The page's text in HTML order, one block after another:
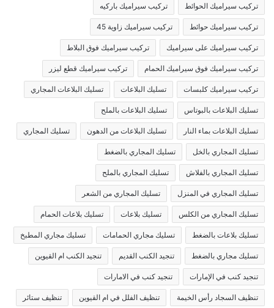
تركيب سيراميك الحوائط تركيب سيراميك باركيه
تركيب سيراميك حوائط تركيب سيراميك زاوية 45
تركيب سيراميك على سيراميك تركيب سيراميك فوق البلاط
تركيب سيراميك فوق سيراميك الحمام تركيب سيراميك قطع ليزر
تركيب سيراميك كلبسات تسليك البلاعات تسليك البلاعات المجاري
تسليك البلاعات بالبوتاس تسليك البلاعات بالملح
تسليك البلاعات بماء النار تسليك البلاعات من الدهون تسليك المجاري
تسليك المجاري بالخل تسليك المجاري بالضغط
تسليك المجاري بالفلاش تسليك المجاري بالملح
تسليك المجاري في المنزل تسليك المجاري من الشعر
تسليك المجاري من الكلس تسليك بلاعات تسليك بلاعات الحمام
تسليك بلاعات بالضغط تسليك مجاري الحمامات تسليك مجاري المطبخ
تسليك مجاري بالضغط تنجيد الكنب القديم تنجيد الكنب ام القيوين
تنجيد كنب في الإمارات تنجيد كنب في الامارات
تنظيف السجاد رأس الخيمة تنظيف الفلل في ام القيوين تنظيف ستائر